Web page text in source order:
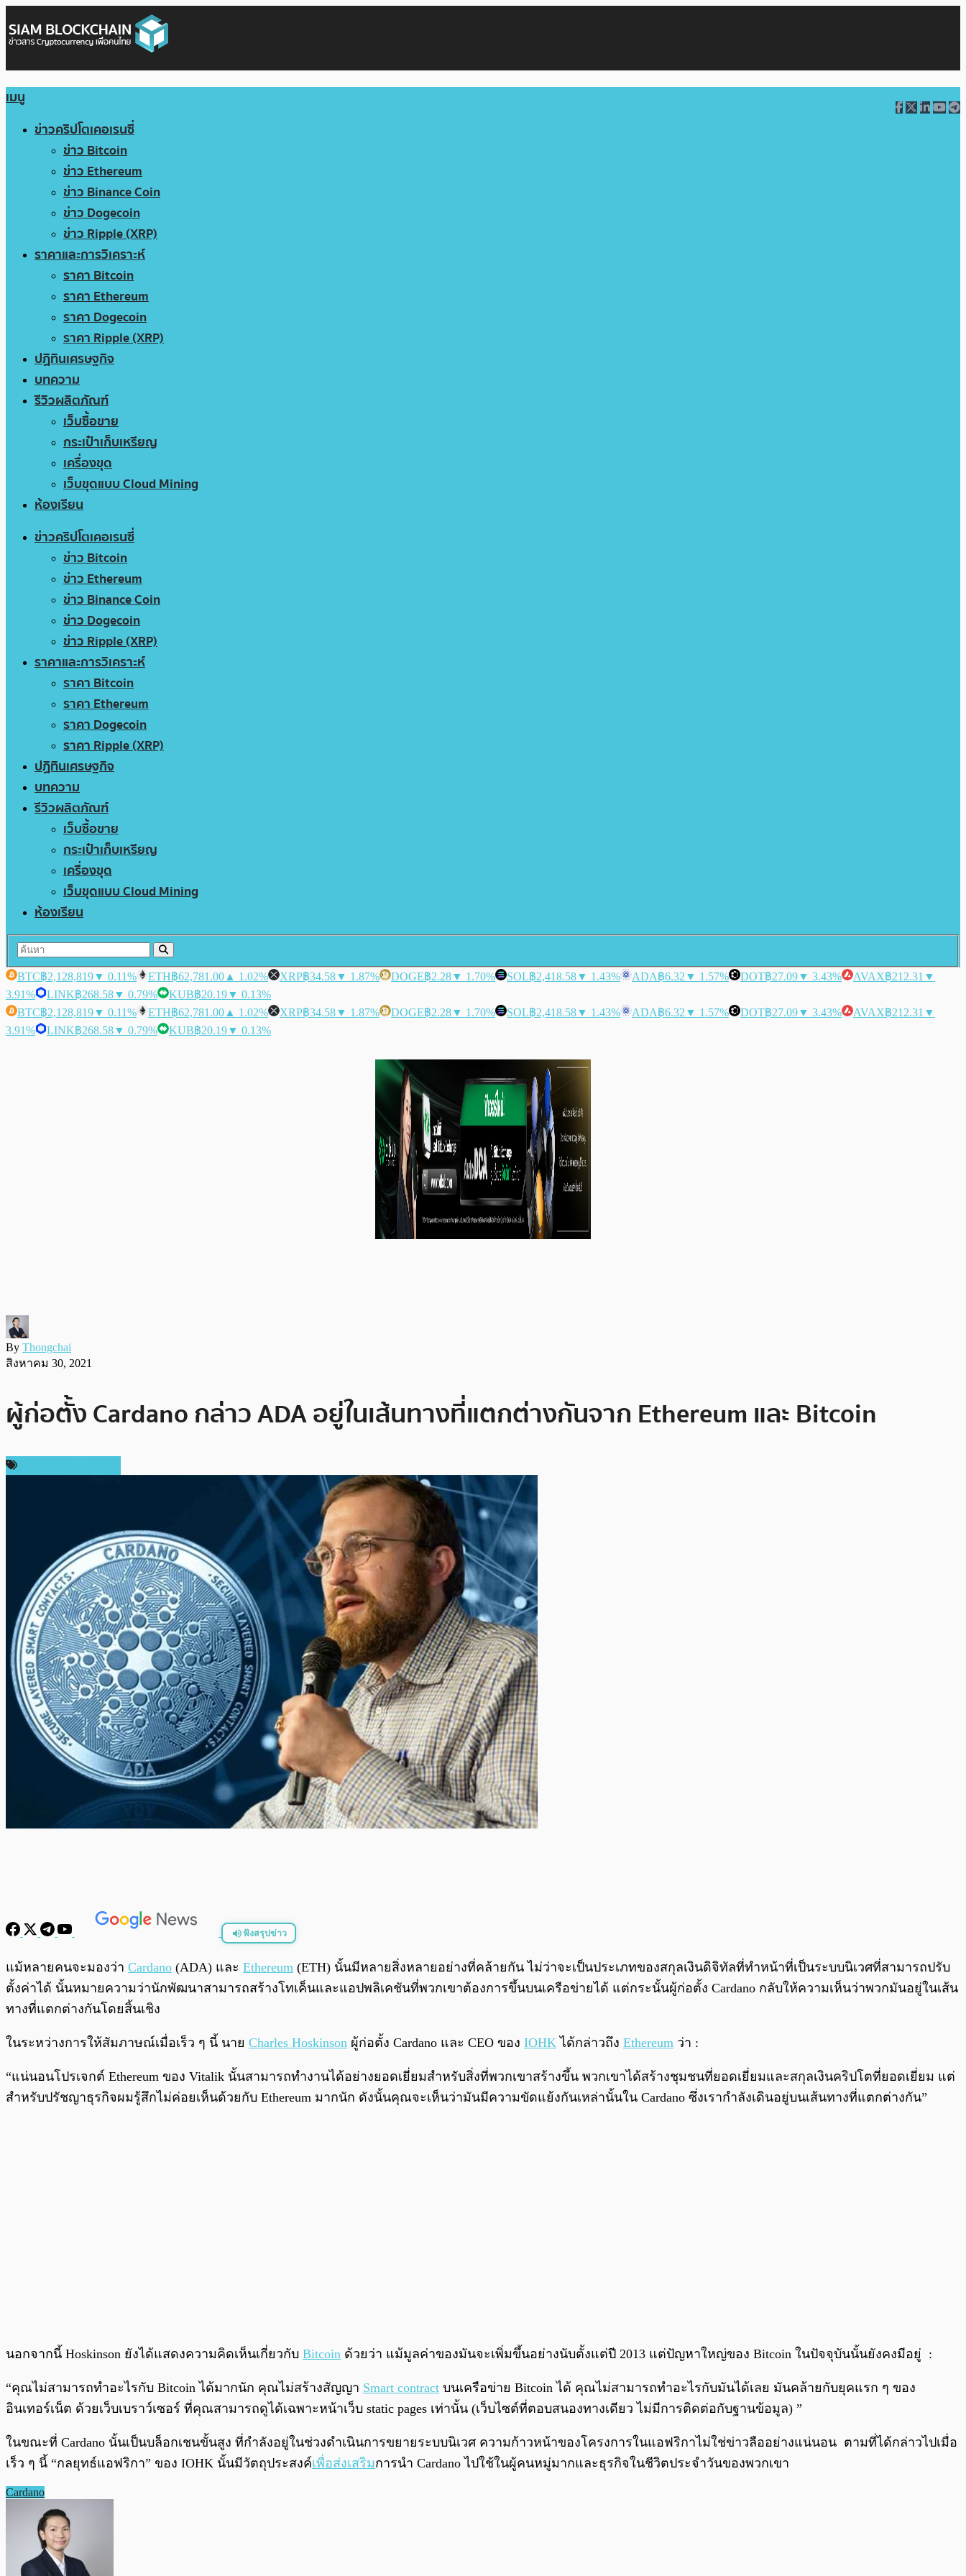
เมนู
ข่าวคริปโตเคอเรนซี่
ข่าว Bitcoin
ข่าว Ethereum
ข่าว Binance Coin
ข่าว Dogecoin
ข่าว Ripple (XRP)
ราคาและการวิเคราะห์
ราคา Bitcoin
ราคา Ethereum
ราคา Dogecoin
ราคา Ripple (XRP)
ปฏิทินเศรษฐกิจ
บทความ
รีวิวผลิตภัณฑ์
เว็บซื้อขาย
กระเป๋าเก็บเหรียญ
เครื่องขุด
เว็บขุดแบบ Cloud Mining
ห้องเรียน
ข่าวคริปโตเคอเรนซี่
ข่าว Bitcoin
ข่าว Ethereum
ข่าว Binance Coin
ข่าว Dogecoin
ข่าว Ripple (XRP)
ราคาและการวิเคราะห์
ราคา Bitcoin
ราคา Ethereum
ราคา Dogecoin
ราคา Ripple (XRP)
ปฏิทินเศรษฐกิจ
บทความ
รีวิวผลิตภัณฑ์
เว็บซื้อขาย
กระเป๋าเก็บเหรียญ
เครื่องขุด
เว็บขุดแบบ Cloud Mining
ห้องเรียน
BTC฿2,128,819▼ 0.11% ETH฿62,781.00 ▲ 1.02% XRP฿34.58▼ 1.87% DOGE฿2.28▼ 1.70% SOL฿2,418.58▼ 1.43% ADA฿6.32 ▼ 1.57% DOT฿27.09▼ 3.43% AVAX฿212.31 ▼
3.91%
LINK฿268.58▼ 0.79% KUB฿20.19▼ 0.13%
BTC฿2,128,819▼ 0.11% ETH฿62,781.00 ▲ 1.02% XRP฿34.58▼ 1.87% DOGE฿2.28▼ 1.70% SOL฿2,418.58▼ 1.43% ADA฿6.32 ▼ 1.57% DOT฿27.09▼ 3.43% AVAX฿212.31 ▼
3.91%
LINK฿268.58▼ 0.79% KUB฿20.19▼ 0.13%
By Thongchai
สิงหาคม 30, 2021
ผู้ก่อตั้ง Cardano กล่าว ADA อยู่ในเส้นทางที่แตกต่างกันจาก Ethereum และ Bitcoin
ฟังสรุปข่าว
0:00
แม้หลายคนจะมองว่า Cardano (ADA) และ Ethereum (ETH) นั้นมีหลายสิ่งหลายอย่างที่คล้ายกัน ไม่ว่าจะเป็นประเภทของสกุลเงินดิจิทัลที่ทำหน้าที่เป็นระบบนิเวศที่สามารถปรับ
ตั้งค่าได้ นั้นหมายความว่านักพัฒนาสามารถสร้างโทเค็นและแอปพลิเคชันที่พวกเขาต้องการขึ้นบนเครือข่ายได้ แต่กระนั้นผู้ก่อตั้ง Cardano กลับให้ความเห็นว่าพวกมันอยู่ในเส้น
ทางที่แตกต่างกันโดยสิ้นเชิง
ในระหว่างการให้สัมภาษณ์เมื่อเร็ว ๆ นี้ นาย Charles Hoskinson ผู้ก่อตั้ง Cardano และ CEO ของ IOHK ได้กล่าวถึง Ethereum ว่า :
“แน่นอนโปรเจกต์ Ethereum ของ Vitalik นั้นสามารถทำงานได้อย่างยอดเยี่ยมสำหรับสิ่งที่พวกเขาสร้างขึ้น พวกเขาได้สร้างชุมชนที่ยอดเยี่ยมและสกุลเงินคริปโตที่ยอดเยี่ยม แต่
สำหรับปรัชญาธุรกิจผมรู้สึกไม่ค่อยเห็นด้วยกับ Ethereum มากนัก ดังนั้นคุณจะเห็นว่ามันมีความขัดแย้งกันเหล่านั้นใน Cardano ซึ่งเรากำลังเดินอยู่บนเส้นทางที่แตกต่างกัน”
นอกจากนี้ Hoskinson ยังได้แสดงความคิดเห็นเกี่ยวกับ Bitcoin ด้วยว่า แม้มูลค่าของมันจะเพิ่มขึ้นอย่างนับตั้งแต่ปี 2013 แต่ปัญหาใหญ่ของ Bitcoin ในปัจจุบันนั้นยังคงมีอยู่ :
“คุณไม่สามารถทำอะไรกับ Bitcoin ได้มากนัก คุณไม่สร้างสัญญา Smart contract บนเครือข่าย Bitcoin ได้ คุณไม่สามารถทำอะไรกับมันได้เลย มันคล้ายกับยุคแรก ๆ ของ
อินเทอร์เน็ต ด้วยเว็บเบราว์เซอร์ ที่คุณสามารถดูได้เฉพาะหน้าเว็บ static pages เท่านั้น (เว็บไซต์ที่ตอบสนองทางเดียว ไม่มีการติดต่อกับฐานข้อมูล) ”
ในขณะที่ Cardano นั้นเป็นบล็อกเชนขั้นสูง ที่กำลังอยู่ในช่วงดำเนินการขยายระบบนิเวศ ความก้าวหน้าของโครงการในแอฟริกาไม่ใช่ข่าวลืออย่างแน่นอน ตามที่ได้กล่าวไปเมื่อ
เร็ว ๆ นี้ “กลยุทธ์แอฟริกา” ของ IOHK นั้นมีวัตถุประสงค์เพื่อส่งเสริมการนำ Cardano ไปใช้ในผู้คนหมู่มากและธุรกิจในชีวิตประจำวันของพวกเขา
Cardano